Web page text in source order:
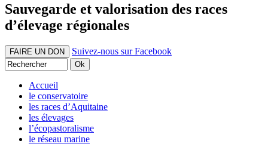
Sauvegarde et valorisation des races
d’élevage régionales
FAIRE UN DON Suivez-nous sur Facebook
Accueil
le conservatoire
les races d’Aquitaine
les élevages
l’écopastoralisme
le réseau marine